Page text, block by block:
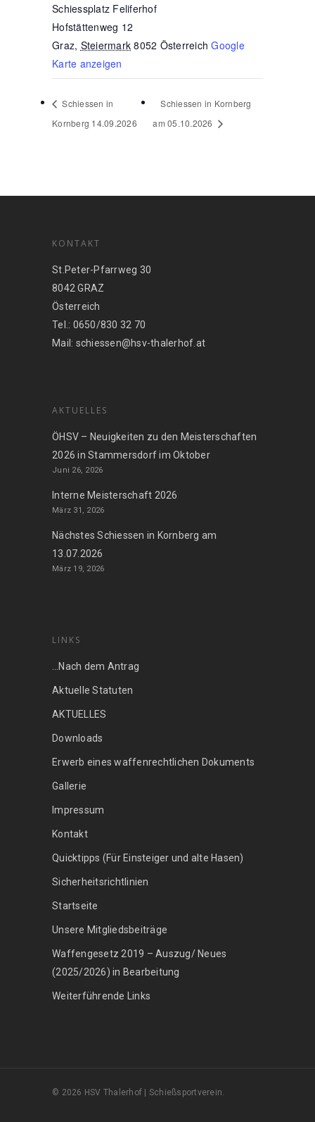
Schiessplatz Feliferhof
Hofstättenweg 12
Graz, Steiermark 8052 Österreich Google
Karte anzeigen
Schiessen in
Kornberg 14.09.2026
Schiessen in Kornberg
am 05.10.2026
KONTAKT
St.Peter-Pfarrweg 30
8042 GRAZ
Österreich
Tel.: 0650/830 32 70
Mail: schiessen@hsv-thalerhof.at
AKTUELLES
ÖHSV – Neuigkeiten zu den Meisterschaften
2026 in Stammersdorf im Oktober
Juni 26, 2026
Interne Meisterschaft 2026
März 31, 2026
Nächstes Schiessen in Kornberg am
13.07.2026
März 19, 2026
LINKS
…Nach dem Antrag
Aktuelle Statuten
AKTUELLES
Downloads
Erwerb eines waffenrechtlichen Dokuments
Gallerie
Impressum
Kontakt
Quicktipps (Für Einsteiger und alte Hasen)
Sicherheitsrichtlinien
Startseite
Unsere Mitgliedsbeiträge
Waffengesetz 2019 – Auszug/ Neues
(2025/2026) in Bearbeitung
Weiterführende Links
© 2026 HSV Thalerhof | Schießsportverein.